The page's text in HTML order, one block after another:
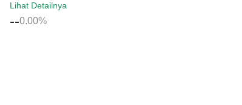
Lihat Detailnya
--0.00%